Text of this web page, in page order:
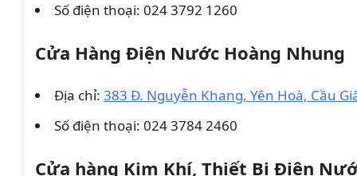
Số điện thoại: 024 3792 1260
Cửa Hàng Điện Nước Hoàng Nhung
Địa chỉ: 383 Đ. Nguyễn Khang, Yên Hoà, Cầu
Số điện thoại: 024 3784 2460
Cửa hàng Kim Khí, Thiết Bị Điện